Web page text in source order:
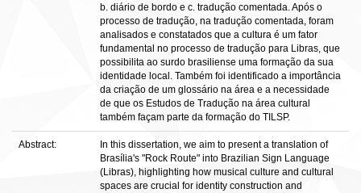
b. diário de bordo e c. tradução comentada. Após o
processo de tradução, na tradução comentada, foram
analisados e constatados que a cultura é um fator
fundamental no processo de tradução para Libras, que
possibilita ao surdo brasiliense uma formação da sua
identidade local. Também foi identificado a importância
da criação de um glossário na área e a necessidade
de que os Estudos de Tradução na área cultural
também façam parte da formação do TILSP.
Abstract:
In this dissertation, we aim to present a translation of
Brasília's "Rock Route" into Brazilian Sign Language
(Libras), highlighting how musical culture and cultural
spaces are crucial for identity construction and